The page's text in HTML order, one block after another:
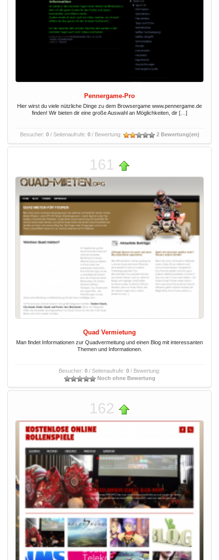
Pennergame-Pro
Hier wirst du viele nützliche Dinge zu dem Browsergame www.pennergame.de
finden! Wir bieten dir eine große Auswahl an Möglichkeiten, dir […]
Besucher: 0/ Seitenaufrufe: 0/ Bewertung: 2 Bewertung(en)
161
Quad Vermietung
Man findet Informationen zur Quadvermeitung und einen Blog mit interessanten
Themen und Informationen.
Besucher: 0 / Seitenaufrufe: 0 / Bewertung:
Noch ohne Bewertung
162